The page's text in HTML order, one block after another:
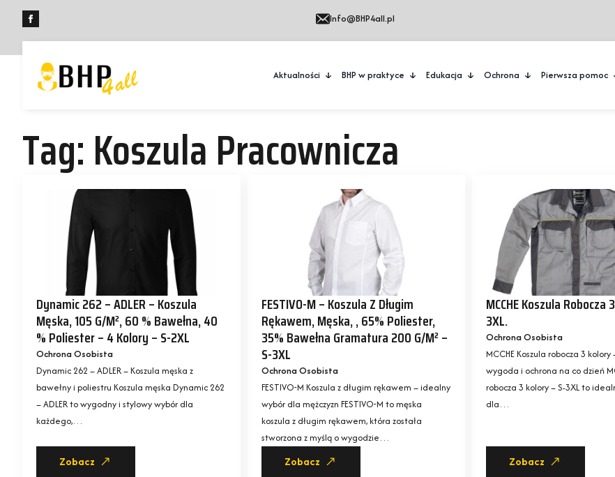
Info@BHP4all.pl
Aktualności BHP w praktyce Edukacja Ochrona Pierwsza pomoc
Tag:Koszula Pracownicza
Dynamic 262 – ADLER – Koszula
Męska, 105 G/m², 60 % Bawełna, 40
% Poliester – 4 Kolory – S-2XL
Ochrona Osobista
Dynamic 262 – ADLER – Koszula męska z
bawełny i poliestru Koszula męska Dynamic 262
– ADLER to wygodny i stylowy wybór dla
każdego,…
Zobacz
FESTIVO-M – Koszula Z Długim
Rękawem, Męska, , 65% Poliester,
35% Bawełna Gramatura 200 G/m² –
S-3XL
Ochrona Osobista
FESTIVO-M Koszula z długim rękawem – idealny
wybór dla mężczyzn FESTIVO-M to męska
koszula z długim rękawem, która została
stworzona z myślą o wygodzie…
Zobacz
MCCHE Koszula Robocza
3XL.
Ochrona Osobista
MCCHE Koszula robocza 3 kolory
wygoda i ochrona na co dzień
robocza 3 kolory – S-3XL to
dla…
Zobacz